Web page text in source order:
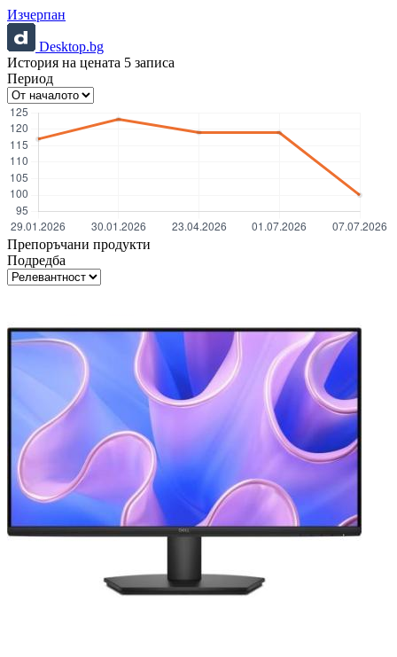
Изчерпан
Desktop.bg
История на цената 5 записа
Период
Препоръчани продукти
Подредба